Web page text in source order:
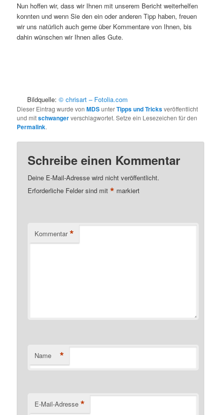
Nun hoffen wir, dass wir Ihnen mit unserem Bericht weiterhelfen
konnten und wenn Sie den ein oder anderen Tipp haben, freuen
wir uns natürlich auch gerne über Kommentare von Ihnen, bis
dahin wünschen wir Ihnen alles Gute.
Bildquelle:© chrisart – Fotolia.com
Dieser Eintrag wurde vonMDSunterTipps und Tricksveröffentlicht
und mitschwangerverschlagwortet. Setze ein Lesezeichen für den
Permalink.
Schreibe einen Kommentar
Deine E-Mail-Adresse wird nicht veröffentlicht.
Erforderliche Felder sind mit* markiert
Kommentar *
Name *
E-Mail-Adresse *